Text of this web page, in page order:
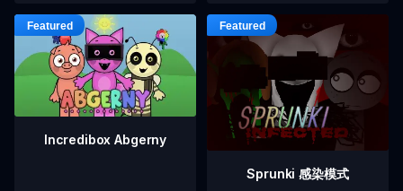
Incredibox Abgerny
Sprunki 感染模式